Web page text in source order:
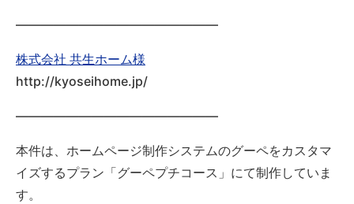
————————————————
株式会社 共生ホーム様
http://kyoseihome.jp/
————————————————
本件は、ホームページ制作システムのグーペをカスタマ
イズするプラン「グーペプチコース」にて制作していま
す。